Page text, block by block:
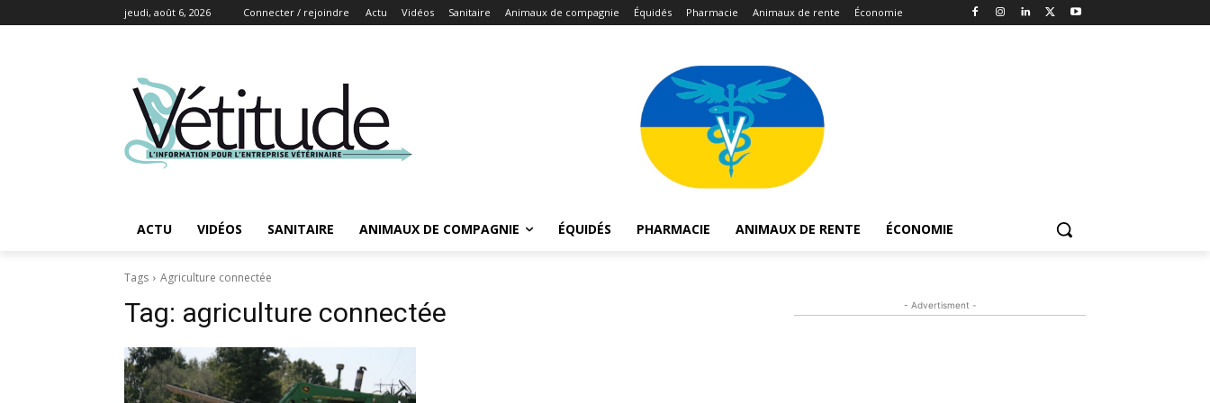
jeudi, août 6, 2026 Connecter / rejoindre Actu Vidéos Sanitaire Animaux de compagnie Équidés Pharmacie Animaux de rente Économie
ACTU VIDÉOS SANITAIRE ANIMAUX DE COMPAGNIE ÉQUIDÉS PHARMACIE ANIMAUX DE RENTE ÉCONOMIE
Tags Agriculture connectée
Tag: agriculture connectée - Advertisment -